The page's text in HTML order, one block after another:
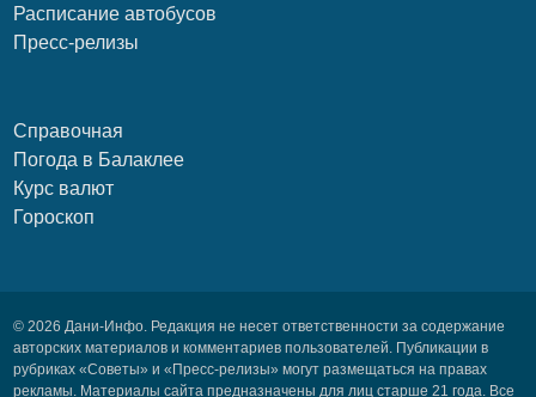
Расписание автобусов
Пресс-релизы
Справочная
Погода в Балаклее
Курс валют
Гороскоп
© 2026 Дани-Инфо. Редакция не несет ответственности за содержание
авторских материалов и комментариев пользователей. Публикации в
рубриках «Советы» и «Пресс-релизы» могут размещаться на правах
рекламы. Материалы сайта предназначены для лиц старше 21 года. Все